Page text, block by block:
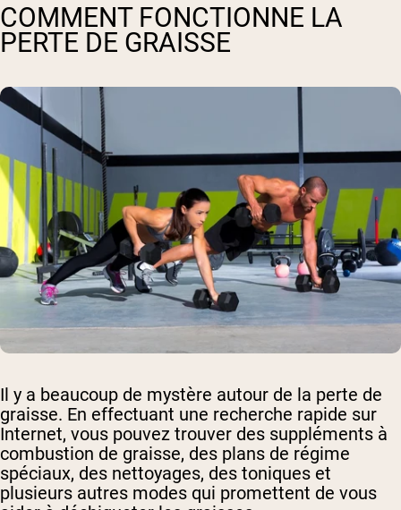
COMMENT FONCTIONNE LA
PERTE DE GRAISSE
Il y a beaucoup de mystère autour de la perte de
graisse. En effectuant une recherche rapide sur
Internet, vous pouvez trouver des suppléments à
combustion de graisse, des plans de régime
spéciaux, des nettoyages, des toniques et
plusieurs autres modes qui promettent de vous